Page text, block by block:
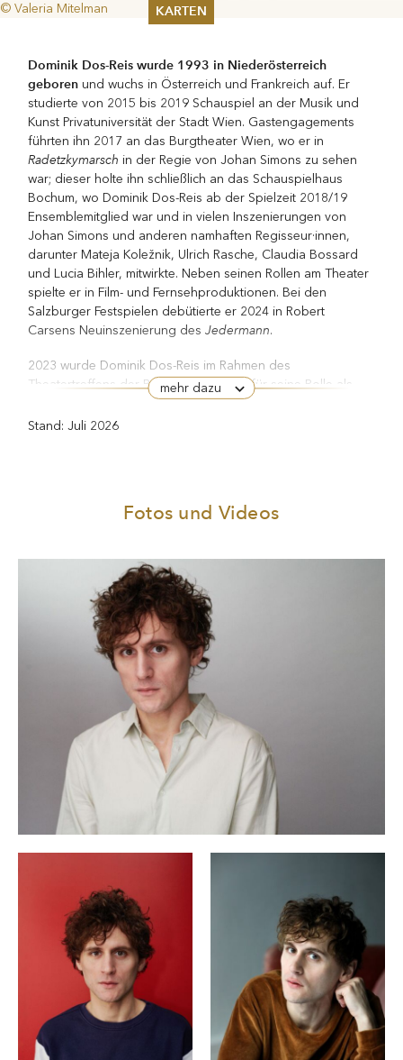
KARTEN
Pfingsten 2026
Abonnements
Karteninformation
Gutscheine
© Valeria Mitelman
Dominik Dos-Reis wurde 1993 in Niederösterreich
geboren und wuchs in Österreich und Frankreich auf. Er
studierte von 2015 bis 2019 Schauspiel an der Musik und
Kunst Privatuniversität der Stadt Wien. Gastengagements
führten ihn 2017 an das Burgtheater Wien, wo er in
Radetzkymarsch in der Regie von Johan Simons zu sehen
war; dieser holte ihn schließlich an das Schauspielhaus
Bochum, wo Dominik Dos-Reis ab der Spielzeit 2018/19
Ensemblemitglied war und in vielen Inszenierungen von
Johan Simons und anderen namhaften Regisseur·innen,
darunter Mateja Koležnik, Ulrich Rasche, Claudia Bossard
und Lucia Bihler, mitwirkte. Neben seinen Rollen am Theater
spielte er in Film- und Fernsehproduktionen. Bei den
Salzburger Festspielen debütierte er 2024 in Robert
Carsens Neuinszenierung desJedermann.
2023 wurde Dominik Dos-Reis im Rahmen des
Theatertreffens der Berliner Festspiele für seine Rolle als
Boris Nikolajewitsch Tschepurnoi in Maxim Gorkis
der Sonne(Regie: Mateja Koležnik) der Alfred-Kerr-
Ensemblemitglied am Düsseldorfer Schauspielhaus.
mehr dazu
Stand: Juli 2026
Fotos und Videos